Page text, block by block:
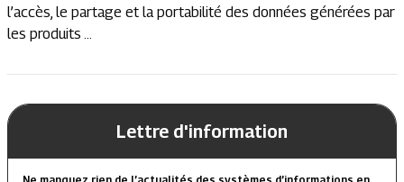
l’accès, le partage et la portabilité des données générées par
les produits ...
Lettre d'information